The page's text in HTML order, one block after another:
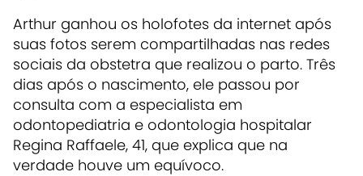
Arthur ganhou os holofotes da internet após
suas fotos serem compartilhadas nas redes
sociais da obstetra que realizou o parto. Três
dias após o nascimento, ele passou por
consulta com a especialista em
odontopediatria e odontologia hospitalar
Regina Raffaele, 41, que explica que na
verdade houve um equívoco.